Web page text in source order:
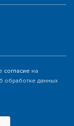
согласие на
обработке данных